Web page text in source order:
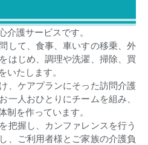
介護サービスです。
して、食事、車いすの移乗、外
はじめ、調理や洗濯、掃除、買
いたします。
、ケアプランにそった訪問介護
一人おひとりにチームを組み、
制を作っています。
把握し、カンファレンスを行う
、ご利用者様とご家族の介護負